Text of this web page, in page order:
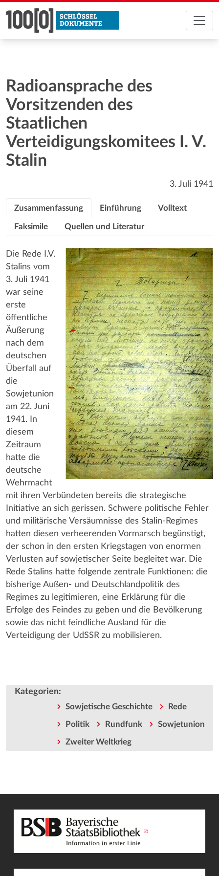
Radioansprache des
Vorsitzenden des
Staatlichen
Verteidigungskomitees I. V.
Stalin
3. Juli 1941
Zusammenfassung Einführung Volltext
Faksimile Quellen und Literatur
Die Rede I.V.
Stalins vom
3. Juli 1941
war seine
erste
öffentliche
Äußerung
nach dem
deutschen
Überfall auf
die
Sowjetunion
am 22. Juni
1941. In
diesem
Zeitraum
hatte die
deutsche
Wehrmacht
mit ihren Verbündeten bereits die strategische
Initiative an sich gerissen. Schwere politische Fehler
und militärische Versäumnisse des Stalin-Regimes
hatten diesen verheerenden Vormarsch begünstigt,
der schon in den ersten Kriegstagen von enormen
Verlusten auf sowjetischer Seite begleitet war. Die
Rede Stalins hatte folgende zentrale Funktionen: die
bisherige Außen- und Deutschlandpolitik des
Regimes zu legitimieren, eine Erklärung für die
Erfolge des Feindes zu geben und die Bevölkerung
sowie das nicht feindliche Ausland für die
Verteidigung der UdSSR zu mobilisieren.
Kategorien:
Sowjetische Geschichte Rede
Politik Rundfunk Sowjetunion
Zweiter Weltkrieg